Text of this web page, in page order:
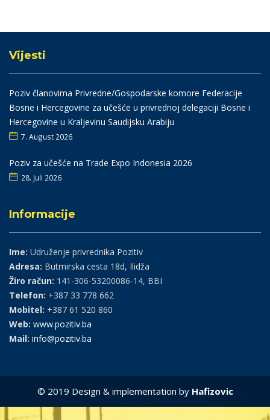
Vijesti
Poziv članovima Privredne/Gospodarske komore Federacije
Bosne i Hercegovine za učešće u privrednoj delegaciji Bosne i
Hercegovine u Kraljevinu Saudijsku Arabiju
7. August 2026
Poziv za učešće na Trade Expo Indonesia 2026
28. Juli 2026
Informacije
Ime: Udruženje privrednika Pozitiv
Adresa: Butmirska cesta 18d, Ilidža
Žiro račun: 141-306-53200086-14, BBI
Telefon: +387 33 778 662
Mobitel: +387 61 520 860
Web: www.pozitiv.ba
Mail: info@pozitiv.ba
© 2019 Design & implementation by Hafizovic